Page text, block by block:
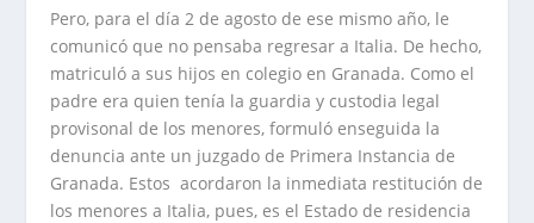
Pero, para el día 2 de agosto de ese mismo año, le
comunicó que no pensaba regresar a Italia. De hecho,
matriculó a sus hijos en colegio en Granada. Como el
padre era quien tenía la guardia y custodia legal
provisonal de los menores, formuló enseguida la
denuncia ante un juzgado de Primera Instancia de
Granada. Estos acordaron la inmediata restitución de
los menores a Italia, pues, es el Estado de residencia